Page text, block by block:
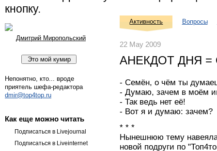
кнопку.
Дмитрий Миропольский
Непонятно, кто... вроде
приятель шефа-редактора
dmir@top4top.ru
Как еще можно читать
Подписаться в Livejournal
Подписаться в Liveinternet
Активность Вопросы
22 May 2009
АНЕКДОТ ДНЯ =
- Семён, о чём ты
- Думаю, зачем в моём
- Так ведь нет её!
- Вот я и думаю: зачем?
* * *
Нынешнюю тему
новой подруги по